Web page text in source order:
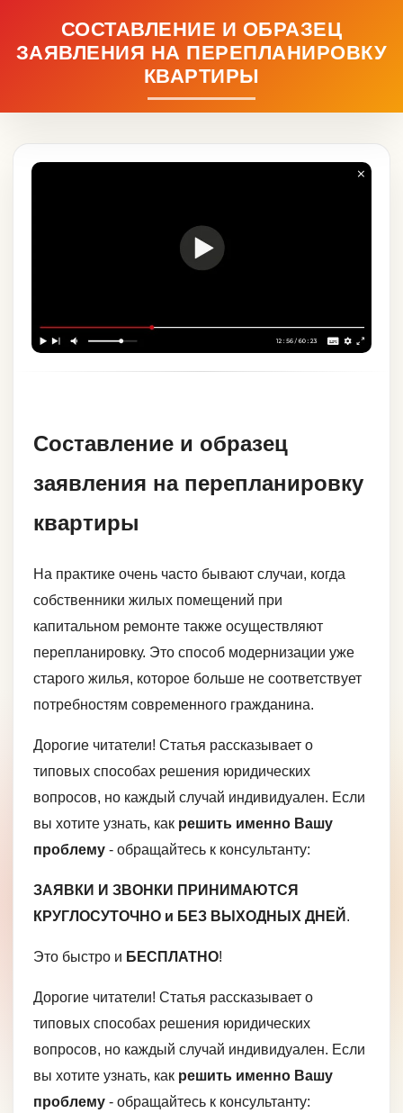
СОСТАВЛЕНИЕ И ОБРАЗЕЦ
ЗАЯВЛЕНИЯ НА ПЕРЕПЛАНИРОВКУ
КВАРТИРЫ
Составление и образец
заявления на перепланировку
квартиры
На практике очень часто бывают случаи, когда
собственники жилых помещений при
капитальном ремонте также осуществляют
перепланировку. Это способ модернизации уже
старого жилья, которое больше не соответствует
потребностям современного гражданина.
Дорогие читатели! Статья рассказывает о
типовых способах решения юридических
вопросов, но каждый случай индивидуален. Если
вы хотите узнать, как решить именно Вашу
проблему - обращайтесь к консультанту:
ЗАЯВКИ И ЗВОНКИ ПРИНИМАЮТСЯ
КРУГЛОСУТОЧНО и БЕЗ ВЫХОДНЫХ ДНЕЙ .
Это быстро и БЕСПЛАТНО!
Дорогие читатели! Статья рассказывает о
типовых способах решения юридических
вопросов, но каждый случай индивидуален. Если
вы хотите узнать, как решить именно Вашу
проблему - обращайтесь к консультанту: